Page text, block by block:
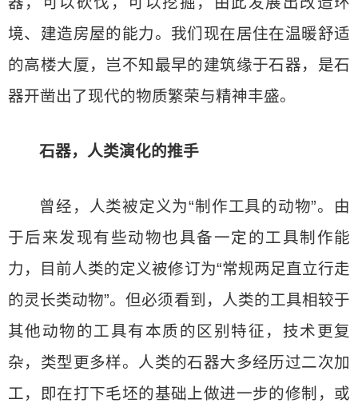
境、建造房屋的能力。我们现在居住在温暖舒适
的高楼大厦，岂不知最早的建筑缘于石器，是石
器开凿出了现代的物质繁荣与精神丰盛。
石器，人类演化的推手
曾经，人类被定义为“制作工具的动物”。由
于后来发现有些动物也具备一定的工具制作能
力，目前人类的定义被修订为“常规两足直立行走
的灵长类动物”。但必须看到，人类的工具相较于
其他动物的工具有本质的区别特征，技术更复
杂，类型更多样。人类的石器大多经历过二次加
工，即在打下毛坯的基础上做进一步的修制，或